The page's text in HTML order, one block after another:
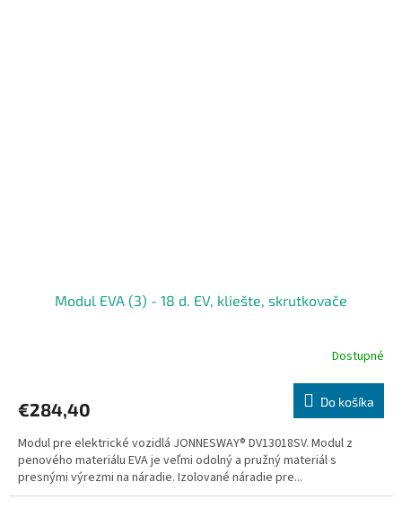
Modul EVA (3) - 18 d. EV, kliešte, skrutkovače
Dostupné
€284,40 Do košíka
Modul pre elektrické vozidlá JONNESWAY® DV13018SV. Modul z
penového materiálu EVA je veľmi odolný a pružný materiál s
presnými výrezmi na náradie. Izolované náradie pre...